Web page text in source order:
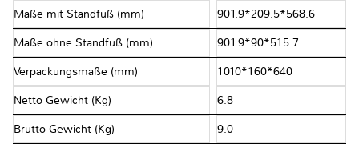
Maße mit Standfuß (mm) 901.9*209.5*568.6
Maße ohne Standfuß (mm) 901.9*90*515.7
Verpackungsmaße (mm) 1010*160*640
Netto Gewicht (Kg) 6.8
Brutto Gewicht (Kg) 9.0